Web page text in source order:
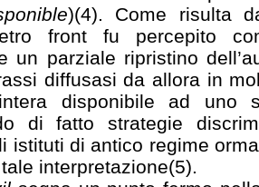
)(4). Come risulta
front fu percepito
un parziale ripristino
diffusasi da allora in
disponibile ad uno
di fatto strategie
istituti di antico regime
interpretazione(5).